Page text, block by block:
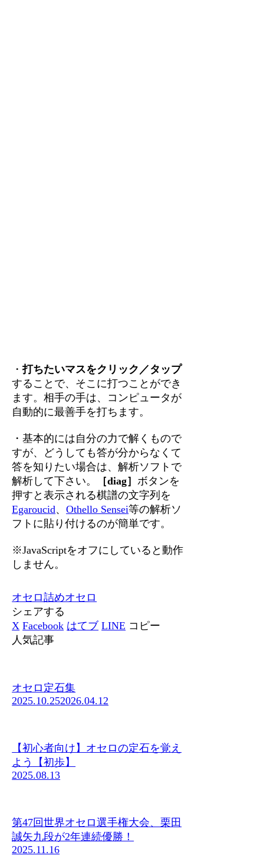
・打ちたいマスをクリック／タップ
することで、そこに打つことができ
ます。相手の手は、コンピュータが
自動的に最善手を打ちます。
・基本的には自分の力で解くもので
すが、どうしても答が分からなくて
答を知りたい場合は、解析ソフトで
解析して下さい。
［diag］ ボタンを
押すと表示される棋譜の文字列を
Egaroucid、Othello Sensei等の解析ソ
フトに貼り付けるのが簡単です。
※JavaScriptをオフにしていると動作
しません。
オセロ詰めオセロ
シェアする
X Facebook はてブ LINE コピー
人気記事
オセロ定石集
2025.10.252026.04.12
【初心者向け】オセロの定石を覚え
よう【初歩】
2025.08.13
第47回世界オセロ選手権大会、栗田
誠矢九段が2年連続優勝！
2025.11.16